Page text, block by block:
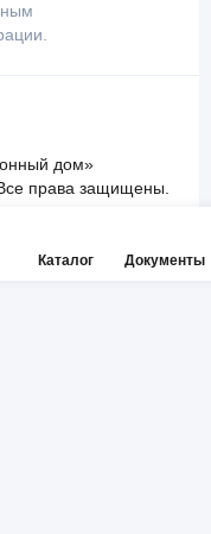
Каталог Документы
дом»
права защищены.